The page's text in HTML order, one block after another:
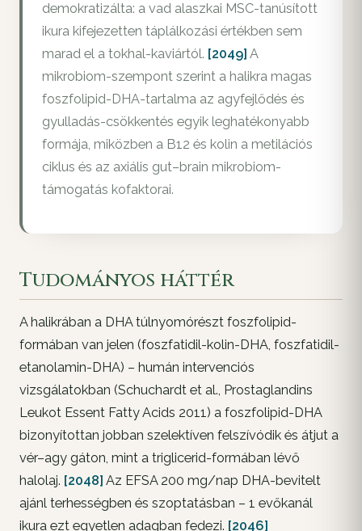
demokratizálta: a vad alaszkai MSC-tanúsított
ikura kifejezetten táplálkozási értékben sem
marad el a tokhal-kaviártól. [2049] A
mikrobiom-szempont szerint a halikra magas
foszfolipid-DHA-tartalma az agyfejlődés és
gyulladás-csökkentés egyik leghatékonyabb
formája, miközben a B12 és kolin a metilációs
ciklus és az axiális gut–brain mikrobiom-
támogatás kofaktorai.
Tudományos háttér
A halikrában a DHA túlnyomórészt foszfolipid-
formában van jelen (foszfatidil-kolin-DHA, foszfatidil-
etanolamin-DHA) – humán intervenciós
vizsgálatokban (Schuchardt et al., Prostaglandins
Leukot Essent Fatty Acids 2011) a foszfolipid-DHA
bizonyítottan jobban szelektíven felszívódik és átjut a
vér–agy gáton, mint a triglicerid-formában lévő
halolaj. [2048] Az EFSA 200 mg/nap DHA-bevitelt
ajánl terhességben és szoptatásban – 1 evőkanál
ikura ezt egyetlen adagban fedezi. [2046]